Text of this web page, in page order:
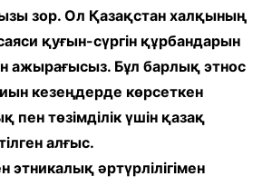
зор. Ол Қазақстан халқының
саяси қуғын-сүргін құрбандарын
ажырағысыз. Бұл барлық этнос
кезеңдерде көрсеткен
төзімділік үшін қазақ
алғыс.
этникалық әртүрлілігімен